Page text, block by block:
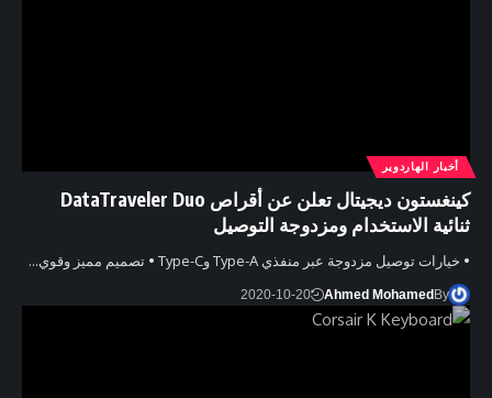
أخبار الهاردوير
كينغستون ديجيتال تعلن عن أقراص DataTraveler Duo
ثنائية الاستخدام ومزدوجة التوصيل
• خيارات توصيل مزدوجة عبر منفذي Type-A وType-C • تصميم مميز وقوي…
By
Ahmed Mohamed
2020-10-20